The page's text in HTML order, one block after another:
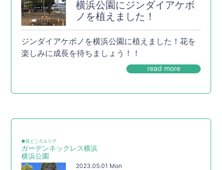
横浜公園にジンダイアケボ
ノを植えました！
ジンダイアケボノを横浜公園に植えました！花を
楽しみに成長を待ちましょう！！
read more
●見どころエリア
ガーデンネックレス横浜
横浜公園
2023.05.01 Mon